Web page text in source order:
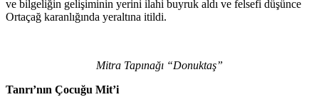
ve bilgeliğin gelişiminin yerini ilahi buyruk aldı ve felsefi düşünce
Ortaçağ karanlığında yeraltına itildi.
Mitra Tapınağı “Donuktaş”
Tanrı’nın Çocuğu Mit’i